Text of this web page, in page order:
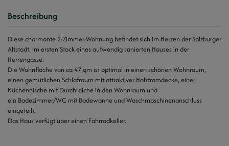
Beschreibung
Diese charmante 2-Zimmer-Wohnung befindet sich im Herzen der Salzburger
Altstadt, im ersten Stock eines aufwendig sanierten Hauses in der
Herrengasse.
Die Wohnfläche von ca 47 qm ist optimal in einen schönen Wohnraum,
einen gemütlichen Schlafraum mit attraktiver Holztramdecke, einer
Küchennische mit Durchreiche in den Wohnraum und
ein Badezimmer/WC mit Badewanne und Waschmaschinenanschluss
eingeteilt.
Das Haus verfügt über einen Fahrradkeller.